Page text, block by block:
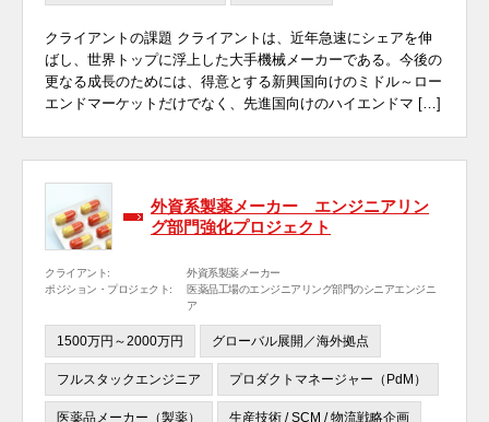
クライアントの課題 クライアントは、近年急速にシェアを伸
ばし、世界トップに浮上した大手機械メーカーである。今後の
更なる成長のためには、得意とする新興国向けのミドル～ロー
エンドマーケットだけでなく、先進国向けのハイエンドマ […]
外資系製薬メーカー エンジニアリン
グ部門強化プロジェクト
クライアント:
外資系製薬メーカー
ポジション・プロジェクト:
医薬品工場のエンジニアリング部門のシニアエンジニ
ア
1500万円～2000万円 グローバル展開／海外拠点
フルスタックエンジニア プロダクトマネージャー（PdM）
医薬品メーカー（製薬） 生産技術 / SCM / 物流戦略企画